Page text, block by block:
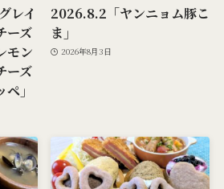
レイ
ーズ
モン
ーズ
」
2026.8.2「ヤンニョム豚こ
ま」
2026年8月3日